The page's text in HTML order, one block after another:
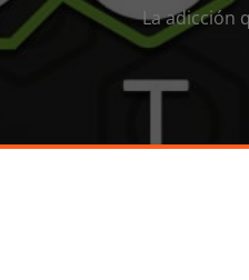
La adicción